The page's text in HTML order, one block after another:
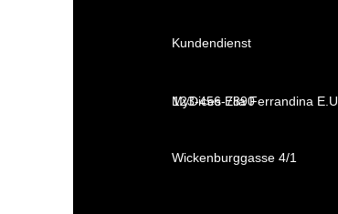
Kundendienst
123-456-7890
MyDices Elia Ferrandina E.U.
Wickenburggasse 4/1